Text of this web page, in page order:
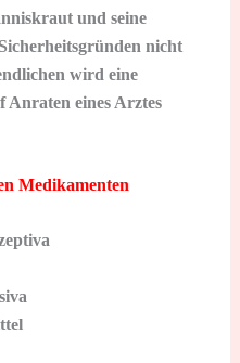
und seine
nicht
wird eine
eines Arztes
Medikamenten